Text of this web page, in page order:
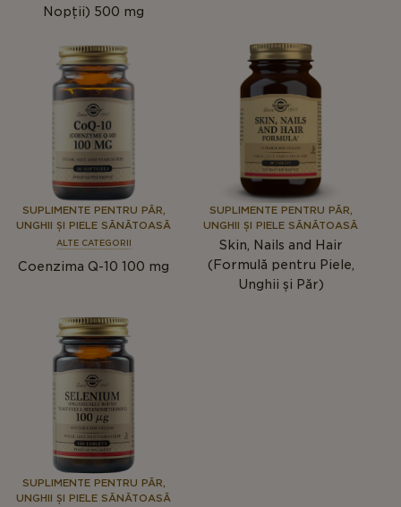
Nopții) 500 mg
SUPLIMENTE PENTRU PĂR,
UNGHII ȘI PIELE SĂNĂTOASĂ
ALTE CATEGORII
Coenzima Q-10 100 mg
SUPLIMENTE PENTRU PĂR,
UNGHII ȘI PIELE SĂNĂTOASĂ
Skin, Nails and Hair
(Formulă pentru Piele,
Unghii și Păr)
SUPLIMENTE PENTRU PĂR,
UNGHII ȘI PIELE SĂNĂTOASĂ